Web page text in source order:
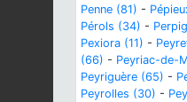
Penne (81) -
Pérols (34) -
Pexiora (11) -
(66) - Peyriac-de-
Peyriguère (65) -
Peyrolles (30) -